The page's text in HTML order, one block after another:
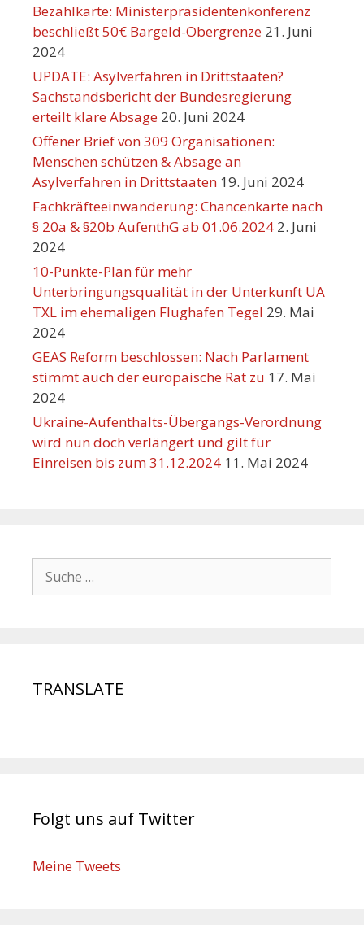
Bezahlkarte: Ministerpräsidentenkonferenz
beschließt 50€ Bargeld-Obergrenze 21. Juni
2024
UPDATE: Asylverfahren in Drittstaaten?
Sachstandsbericht der Bundesregierung
erteilt klare Absage 20. Juni 2024
Offener Brief von 309 Organisationen:
Menschen schützen & Absage an
Asylverfahren in Drittstaaten 19. Juni 2024
Fachkräfteeinwanderung: Chancenkarte nach
§ 20a & §20b AufenthG ab 01.06.2024 2. Juni
2024
10-Punkte-Plan für mehr
Unterbringungsqualität in der Unterkunft UA
TXL im ehemaligen Flughafen Tegel 29. Mai
2024
GEAS Reform beschlossen: Nach Parlament
stimmt auch der europäische Rat zu 17. Mai
2024
Ukraine-Aufenthalts-Übergangs-Verordnung
wird nun doch verlängert und gilt für
Einreisen bis zum 31.12.2024 11. Mai 2024
TRANSLATE
Folgt uns auf Twitter
Meine Tweets